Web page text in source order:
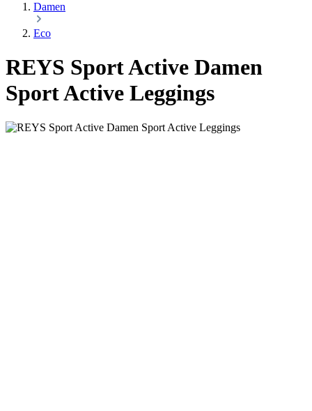
Damen
Eco
REYS Sport Active Damen
Sport Active Leggings